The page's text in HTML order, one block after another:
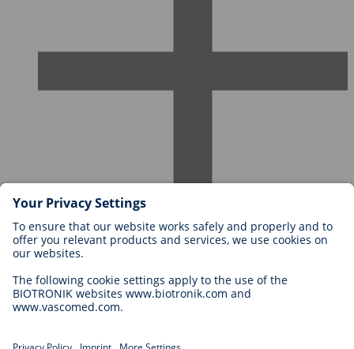
Karriere bei BIOTRONIK
Einstieg
Bewerbung
Karrierechancen